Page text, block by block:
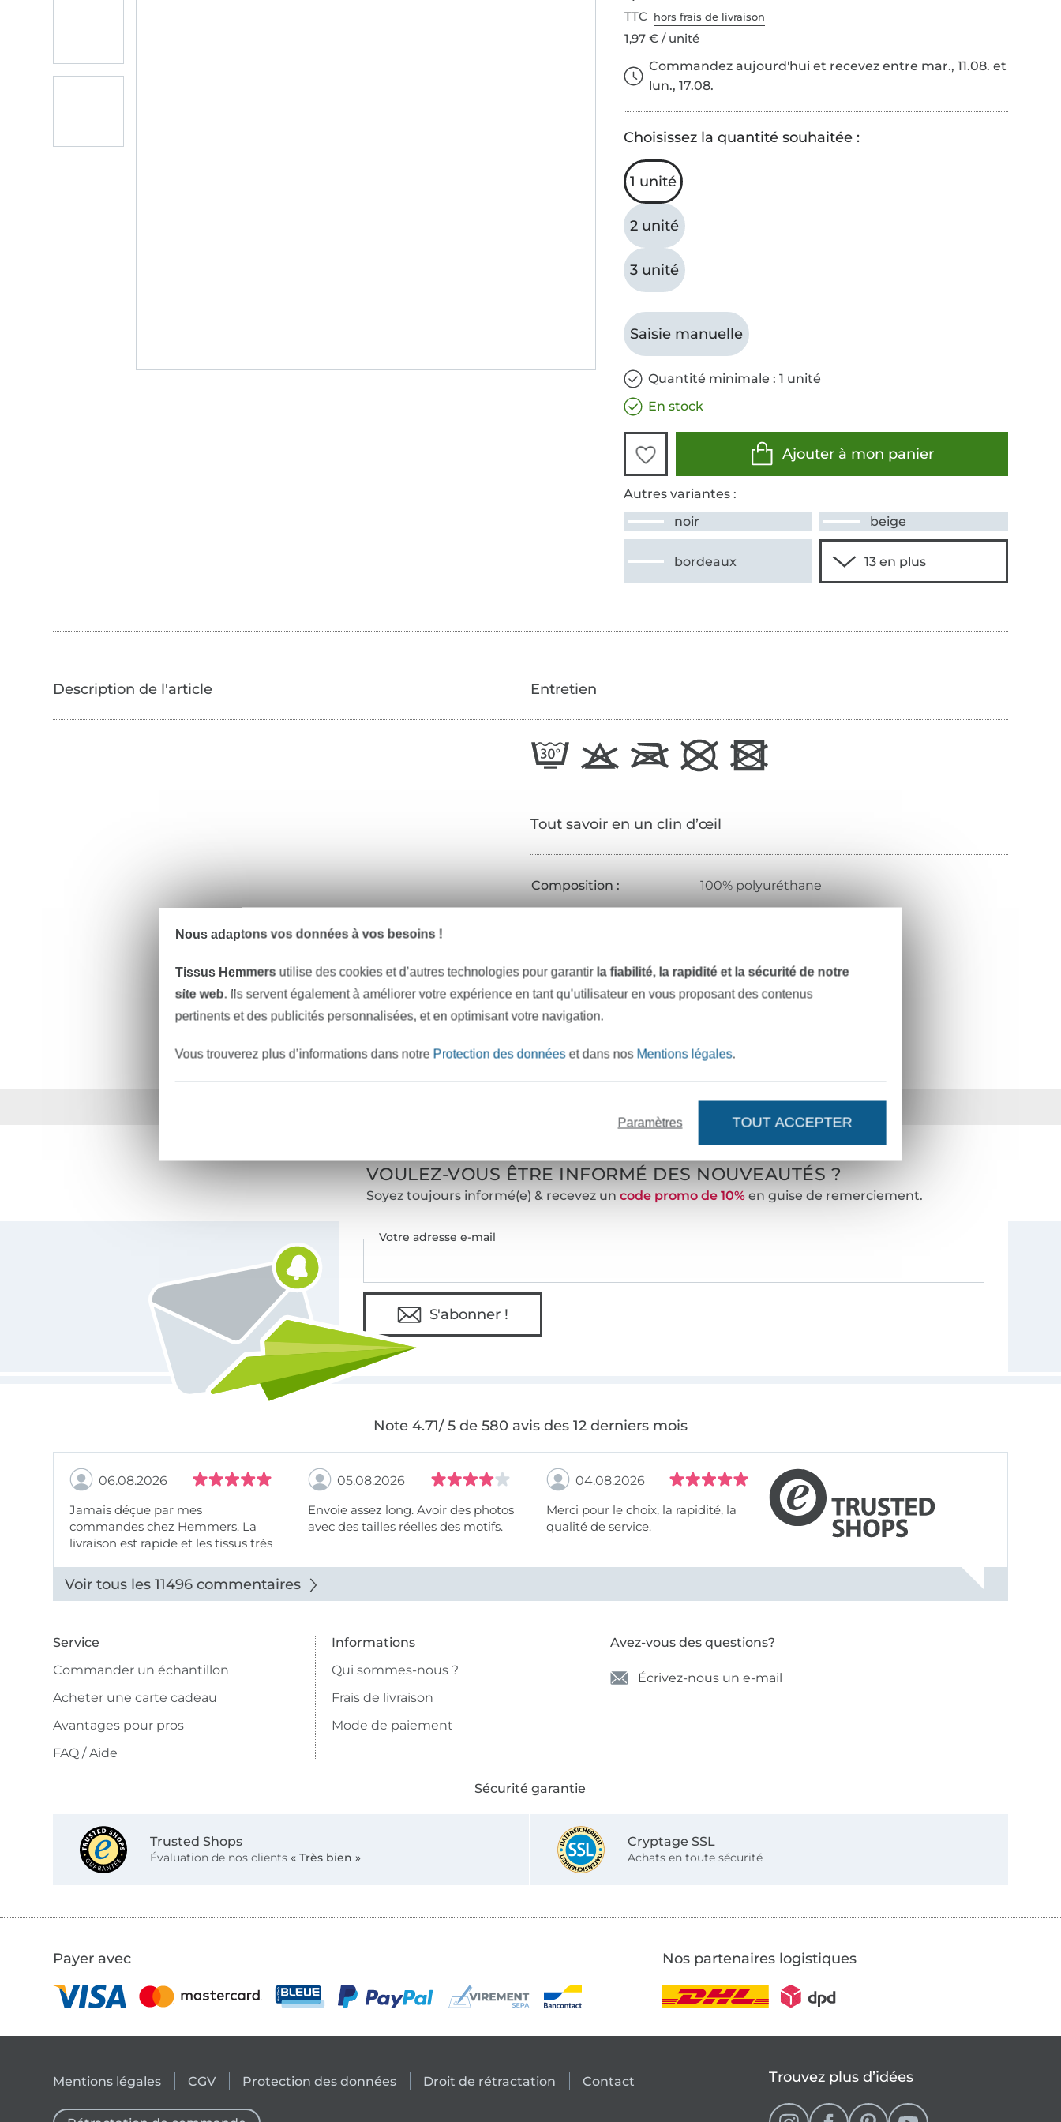
TTC hors frais de livraison
1,97 € / unité
Commandez aujourd'hui et recevez entre mar., 11.08. et
lun., 17.08.
Choisissez la quantité souhaitée :
1 unité
2 unité
3 unité
Saisie manuelle
Quantité minimale : 1 unité
En stock
Ajouter à mon panier
Autres variantes :
noir
beige
bordeaux
Entretien
Tout savoir en un clin d’œil
Composition :
100% polyuréthane
Contenu :
1
Réf.:
197495-000
VOULEZ-VOUS ÊTRE INFORMÉ DES NOUVEAUTÉS ?
Soyez toujours informé(e) & recevez un code promo de 10%en guise de remerciement.
Votre adresse e-mail
S'abonner !
Note 4.71/ 5 de 580 avis des 12 derniers mois
06.08.2026
Jamais déçue par mes
commandes chez Hemmers. La
livraison est rapide et les tissus très
05.08.2026
Envoie assez long. Avoir des photos
avec des tailles réelles des motifs.
04.08.2026
Merci pour le choix, la rapidité, la
qualité de service.
Voir tous les 11496 commentaires
Service
Commander un échantillon
Acheter une carte cadeau
Avantages pour pros
FAQ / Aide
Informations
Qui sommes-nous ?
Frais de livraison
Mode de paiement
Avez-vous des questions?
Écrivez-nous un e-mail
Sécurité garantie
Trusted Shops
Évaluation de nos clients « Très bien »
Cryptage SSL
Achats en toute sécurité
Payer avec Nos partenaires logistiques
Mentions légales CGV Protection des données Droit de rétractation Contact Trouvez plus d’idées
Nous adaptons vos données à vos besoins !
Tissus Hemmers utilise des cookies et d’autres technologies pour garantir la fiabilité, la rapidité et la sécurité de notre
site web. Ils servent également à améliorer votre expérience en tant qu’utilisateur en vous proposant des contenus
pertinents et des publicités personnalisées, et en optimisant votre navigation.
Vous trouverez plus d’informations dans notre Protection des donnéeset dans nos Mentions légales.
Paramètres TOUT ACCEPTER